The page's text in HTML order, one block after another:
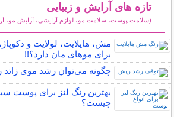
تازه های آرایش و زیبایی
(سلامت پوست، سلامت مو، لوازم آرایشی، آرایش مو،
مش، هایلایت، لولایت و
برای موهای مان دارد؟!!
چگونه می‌توان رشد موی زائد
بهترین رنگ لنز برای پوست
چیست؟